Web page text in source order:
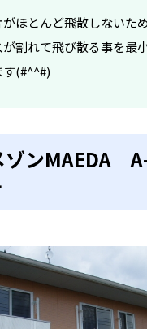
がほとんど飛散しないた
が割れて飛び散る事を最
す(#^^#)
ゾンMAEDA